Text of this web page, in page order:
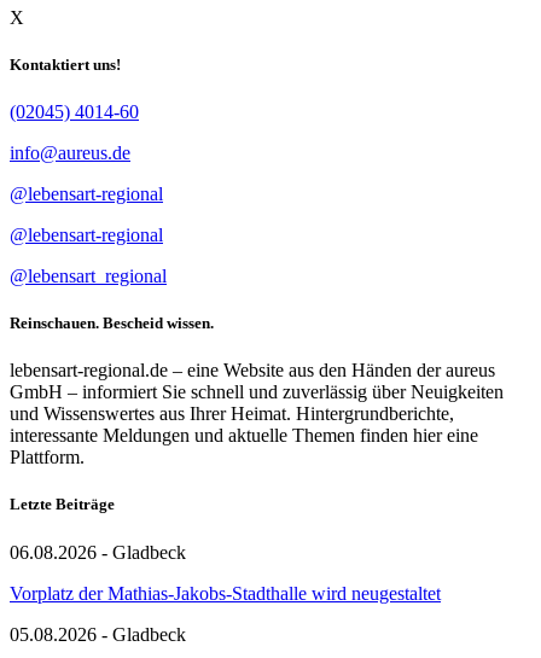
X
Kontaktiert uns!
(02045) 4014-60
info@aureus.de
@lebensart-regional
@lebensart-regional
@lebensart_regional
Reinschauen. Bescheid wissen.
lebensart-regional.de – eine Website aus den Händen der aureus
GmbH – informiert Sie schnell und zuverlässig über Neuigkeiten
und Wissenswertes aus Ihrer Heimat. Hintergrundberichte,
interessante Meldungen und aktuelle Themen finden hier eine
Plattform.
Letzte Beiträge
06.08.2026 - Gladbeck
Vorplatz der Mathias-Jakobs-Stadthalle wird neugestaltet
05.08.2026 - Gladbeck